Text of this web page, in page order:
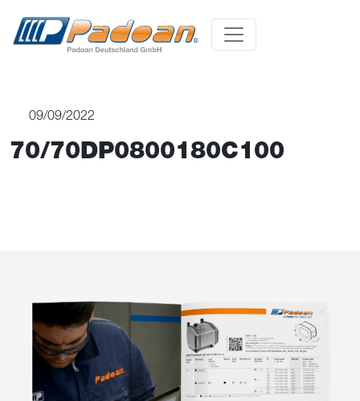
09/09/2022
70/70DP0800180C100